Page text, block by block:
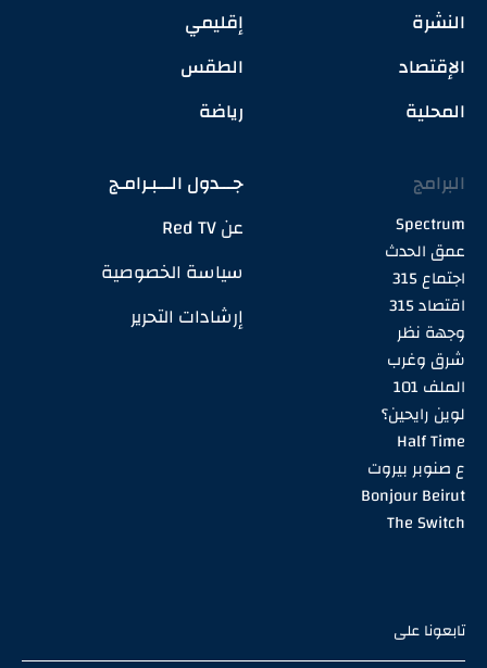
النشرة
الإقتصاد
المحلية
إقليمي
الطقس
رياضة
البرامج
Spectrum
عمق الحدث
اجتماع 315
اقتصاد 315
وجهة نظر
شرق وغرب
الملف 101
لوين رايحين؟
Half Time
ع صنوبر بيروت
Bonjour Beirut
The Switch
جـــدول الـــبـرامـج
عن Red TV
سياسة الخصوصية
إرشادات التحرير
تابعونا على